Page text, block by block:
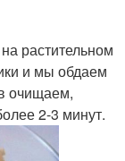
растительном
и мы обдаем
очищаем,
2-3 минут.